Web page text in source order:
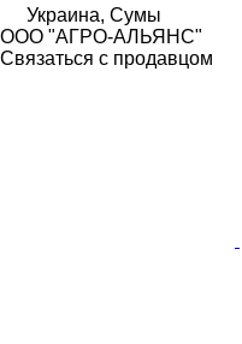
Украина, Сумы
ООО "АГРО-АЛЬЯНС"
Связаться с продавцом